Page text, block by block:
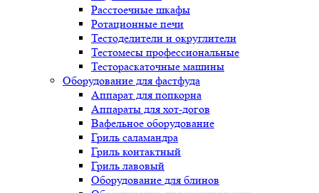
Расстоечные шкафы
Ротационные печи
Тестоделители и округлители
Тестомесы профессиональные
Тестораскаточные машины
Оборудование для фастфуда
Аппарат для попкорна
Аппараты для хот-догов
Вафельное оборудование
Гриль саламандра
Гриль контактный
Гриль лавовый
Оборудование для блинов